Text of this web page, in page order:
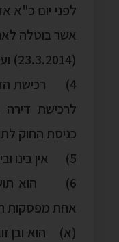
אשר בוטלה
(23.3.2014) ועד כניסתו לתוקף של חוק זה;
4) רכישת
לרכישת דירה
כניסת החוק
5) אין בינו ובין המוכר יחסים מיוחדים;
6) הוא
אחת מפסקות
(א) הוא ובן